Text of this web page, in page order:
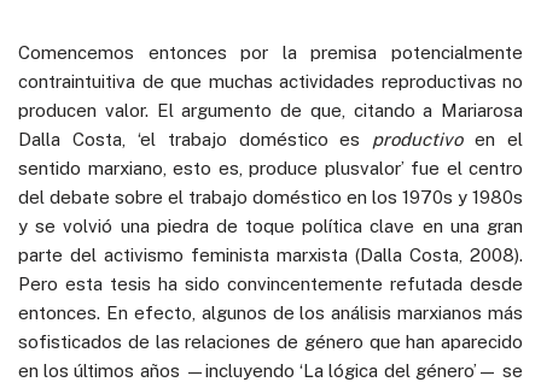
Comencemos entonces por la premisa potencialmente
contraintuitiva de que muchas actividades reproductivas no
producen valor. El argumento de que, citando a Mariarosa
Dalla Costa, ‘el trabajo doméstico es productivoen el
sentido marxiano, esto es, produce plusvalor’ fue el centro
del debate sobre el trabajo doméstico en los 1970s y 1980s
y se volvió una piedra de toque política clave en una gran
parte del activismo feminista marxista (Dalla Costa, 2008).
Pero esta tesis ha sido convincentemente refutada desde
entonces. En efecto, algunos de los análisis marxianos más
sofisticados de las relaciones de género que han aparecido
en los últimos años —incluyendo ‘La lógica del género’— se